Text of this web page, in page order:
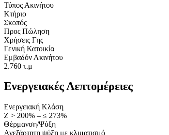
Τύπος Ακινήτου
Κτήριο
Σκοπός
Προς Πώληση
Χρήσεις Γης
Γενική Κατοικία
Εμβαδόν Ακινήτου
2.760 τ.μ
Ενεργειακές Λεπτομέρειες
Ενεργειακή Κλάση
Ζ > 200% – ≤ 273%
Θέρμανση/Ψύξη
Ανεξάρτητη ψύξη με κλιματισμό